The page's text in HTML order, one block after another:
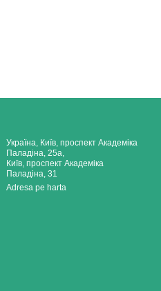
Україна, Київ, проспект Академіка
Паладіна, 25а,
Київ, проспект Академіка
Паладіна, 31
Adresa pe harta